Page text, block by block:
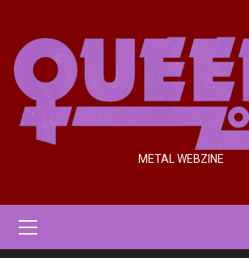
contenido
METAL WEBZINE
primario